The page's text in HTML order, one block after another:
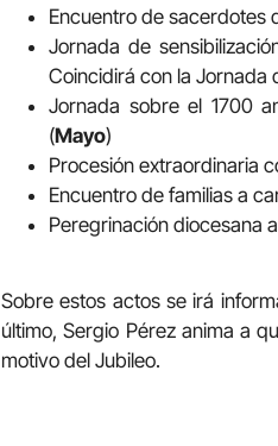
Encuentro de sacerdotes
Jornada de
Coincidirá con la Jornada
Jornada sobre el 1700
(Mayo)
Procesión extraordinaria
Encuentro de familias a
Peregrinación diocesana
Sobre estos actos se irá
último, Sergio Pérez anima a
motivo del Jubileo.